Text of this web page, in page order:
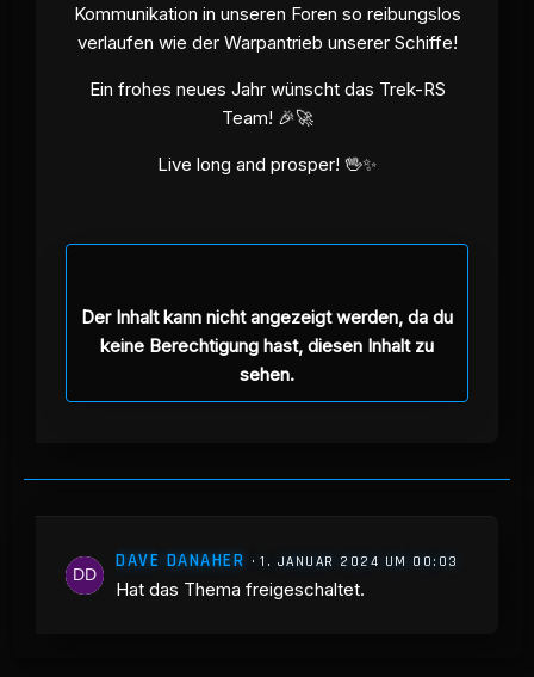
Kommunikation in unseren Foren so reibungslos
verlaufen wie der Warpantrieb unserer Schiffe!
Ein frohes neues Jahr wünscht das Trek-RS
Team! 🎉🚀
Live long and prosper! 🖖✨
Der Inhalt kann nicht angezeigt werden, da du
keine Berechtigung hast, diesen Inhalt zu
sehen.
DAVE DANAHER 1. JANUAR 2024 UM 00:03
Hat das Thema freigeschaltet.